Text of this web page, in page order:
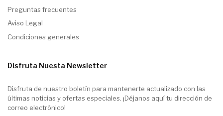
Preguntas frecuentes
Aviso Legal
Condiciones generales
Disfruta Nuesta Newsletter
Disfruta de nuestro boletín para mantenerte actualizado con las
últimas noticias y ofertas especiales. ¡Déjanos aquí tu dirección de
correo electrónico!